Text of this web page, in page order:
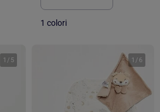
1 colori
1 / 5 1 / 6